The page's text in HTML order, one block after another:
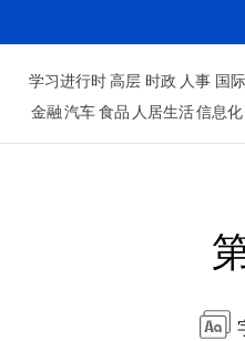
学习进行时高层 时政 人事 国际
金融汽车食品 人居生活信息化